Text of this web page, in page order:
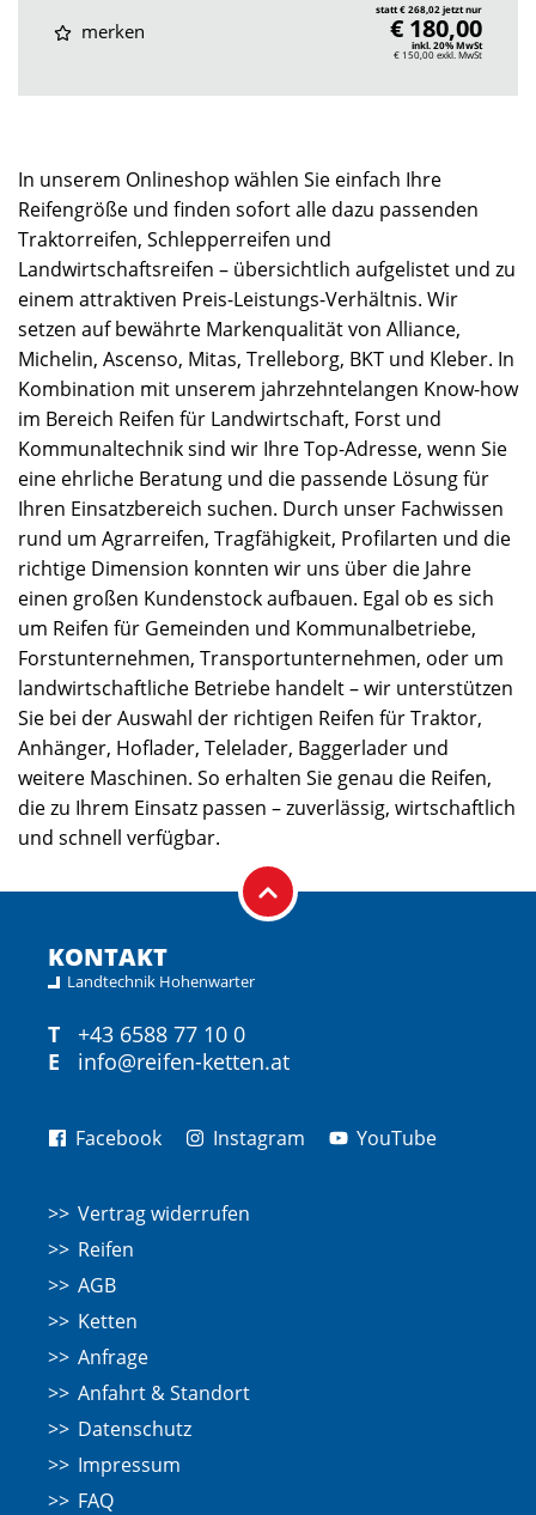
merken
statt € 268,02 jetzt nur
€ 180,00
inkl. 20% MwSt
€ 150,00exkl. MwSt
In unserem Onlineshop wählen Sie einfach Ihre
Reifengröße und finden sofort alle dazu passenden
Traktorreifen, Schlepperreifen und
Landwirtschaftsreifen – übersichtlich aufgelistet und zu
einem attraktiven Preis-Leistungs-Verhältnis. Wir
setzen auf bewährte Markenqualität von Alliance,
Michelin, Ascenso, Mitas, Trelleborg, BKT und Kleber. In
Kombination mit unserem jahrzehntelangen Know-how
im Bereich Reifen für Landwirtschaft, Forst und
Kommunaltechnik sind wir Ihre Top-Adresse, wenn Sie
eine ehrliche Beratung und die passende Lösung für
Ihren Einsatzbereich suchen. Durch unser Fachwissen
rund um Agrarreifen, Tragfähigkeit, Profilarten und die
richtige Dimension konnten wir uns über die Jahre
einen großen Kundenstock aufbauen. Egal ob es sich
um Reifen für Gemeinden und Kommunalbetriebe,
Forstunternehmen, Transportunternehmen, oder um
landwirtschaftliche Betriebe handelt – wir unterstützen
Sie bei der Auswahl der richtigen Reifen für Traktor,
Anhänger, Hoflader, Telelader, Baggerlader und
weitere Maschinen. So erhalten Sie genau die Reifen,
die zu Ihrem Einsatz passen – zuverlässig, wirtschaftlich
und schnell verfügbar.
KONTAKT
Landtechnik Hohenwarter
T
+43 6588 77 10 0
E
info@reifen-ketten.at
Facebook Instagram YouTube
Vertrag widerrufen
Reifen
AGB
Ketten
Anfrage
Anfahrt & Standort
Datenschutz
Impressum
FAQ